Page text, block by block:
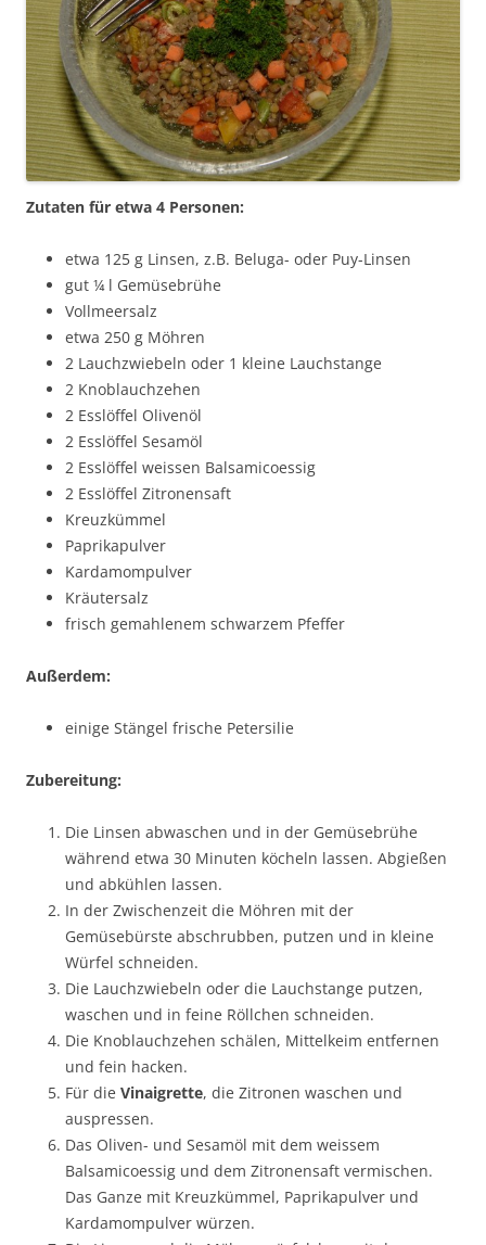
Zutaten für etwa 4 Personen:
etwa 125 g Linsen, z.B. Beluga- oder Puy-Linsen
gut ¼ l Gemüsebrühe
Vollmeersalz
etwa 250 g Möhren
2 Lauchzwiebeln oder 1 kleine Lauchstange
2 Knoblauchzehen
2 Esslöffel Olivenöl
2 Esslöffel Sesamöl
2 Esslöffel weissen Balsamicoessig
2 Esslöffel Zitronensaft
Kreuzkümmel
Paprikapulver
Kardamompulver
Kräutersalz
frisch gemahlenem schwarzem Pfeffer
Außerdem:
einige Stängel frische Petersilie
Zubereitung:
Die Linsen abwaschen und in der Gemüsebrühe
während etwa 30 Minuten köcheln lassen. Abgießen
und abkühlen lassen.
In der Zwischenzeit die Möhren mit der
Gemüsebürste abschrubben, putzen und in kleine
Würfel schneiden.
Die Lauchzwiebeln oder die Lauchstange putzen,
waschen und in feine Röllchen schneiden.
Die Knoblauchzehen schälen, Mittelkeim entfernen
und fein hacken.
Für die Vinaigrette, die Zitronen waschen und
auspressen.
Das Oliven- und Sesamöl mit dem weissem
Balsamicoessig und dem Zitronensaft vermischen.
Das Ganze mit Kreuzkümmel, Paprikapulver und
Kardamompulver würzen.